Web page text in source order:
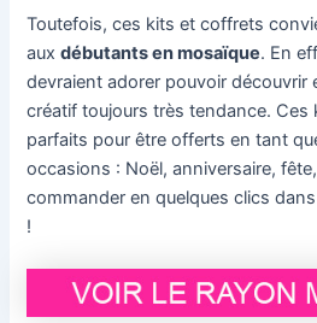
Toutefois, ces kits et coffrets
auxdébutants en mosaïque. En
devraient adorer pouvoir découvrir
créatif toujours très tendance. Ces
parfaits pour être offerts en tant
occasions : Noël, anniversaire,
commander en quelques clics
!